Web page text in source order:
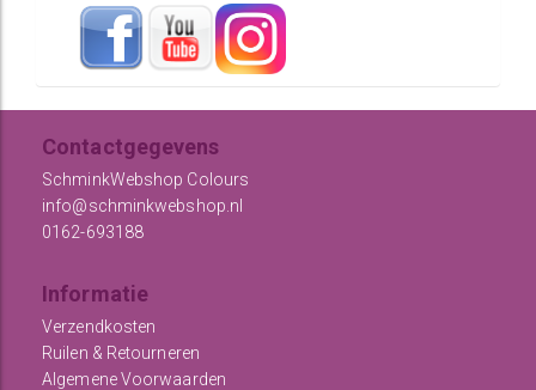
Contactgegevens
SchminkWebshop Colours
info@schminkwebshop.nl
0162-693188
Informatie
Verzendkosten
Ruilen & Retourneren
Algemene Voorwaarden